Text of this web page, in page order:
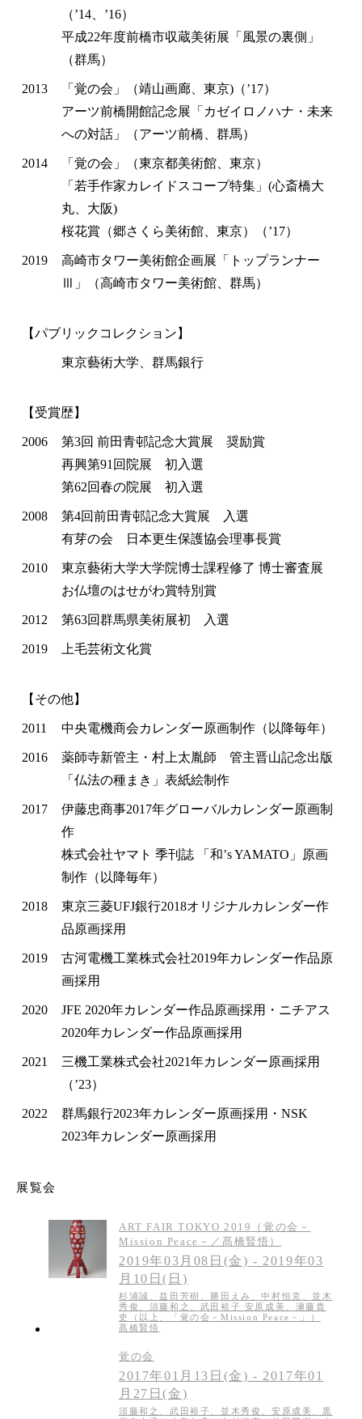
（’14、’16）
平成22年度前橋市収蔵美術展「風景の裏側」
（群馬）
2013
「覚の会」（靖山画廊、東京)（’17）
アーツ前橋開館記念展「カゼイロノハナ・未来
への対話」（アーツ前橋、群馬）
2014
「覚の会」（東京都美術館、東京）
「若手作家カレイドスコープ特集」(心斎橋大
丸、大阪)
桜花賞（郷さくら美術館、東京）（’17）
2019
高崎市タワー美術館企画展「トップランナー
Ⅲ」（高崎市タワー美術館、群馬）
【パブリックコレクション】
東京藝術大学、群馬銀行
【受賞歴】
2006
第3回 前田青邨記念大賞展 奨励賞
再興第91回院展 初入選
第62回春の院展 初入選
2008
第4回前田青邨記念大賞展 入選
有芽の会 日本更生保護協会理事長賞
2010
東京藝術大学大学院博士課程修了 博士審査展
お仏壇のはせがわ賞特別賞
2012 第63回群馬県美術展初 入選
2019 上毛芸術文化賞
【その他】
2011 中央電機商会カレンダー原画制作（以降毎年）
2016
薬師寺新管主・村上太胤師 管主晋山記念出版
「仏法の種まき」表紙絵制作
2017
伊藤忠商事2017年グローバルカレンダー原画制
作
株式会社ヤマト 季刊誌 「和’s YAMATO」原画
制作（以降毎年）
2018
東京三菱UFJ銀行2018オリジナルカレンダー作
品原画採用
2019
古河電機工業株式会社2019年カレンダー作品原
画採用
2020
JFE 2020年カレンダー作品原画採用・ニチアス
2020年カレンダー作品原画採用
2021
三機工業株式会社2021年カレンダー原画採用
（’23）
2022
群馬銀行2023年カレンダー原画採用・NSK
2023年カレンダー原画採用
展覧会
ART FAIR TOKYO 2019（覚の会－
Mission Peace－／髙橋賢悟）
2019年03月08日(金) - 2019年03
月10日(日)
杉浦誠、益田芳樹、勝田えみ、中村恒克、並木
秀俊、須藤和之、武田裕子 安原成美、瀬藤貴
史（以上、「覚の会－Mission Peace－」）
髙橋賢悟
覚の会
2017年01月13日(金) - 2017年01
月27日(金)
須藤和之、武田裕子、並木秀俊、安原成美、黒